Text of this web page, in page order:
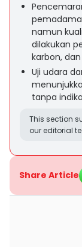
namun
dilakukan
karbon,
Uji udara
tanpa
This section
our editorial
Share Article